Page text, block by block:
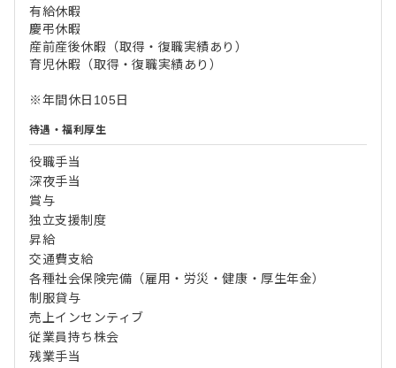
有給休暇
慶弔休暇
産前産後休暇（取得・復職実績あり）
育児休暇（取得・復職実績あり）
※年間休日105日
待遇・福利厚生
役職手当
深夜手当
賞与
独立支援制度
昇給
交通費支給
各種社会保険完備（雇用・労災・健康・厚生年金）
制服貸与
売上インセンティブ
従業員持ち株会
残業手当